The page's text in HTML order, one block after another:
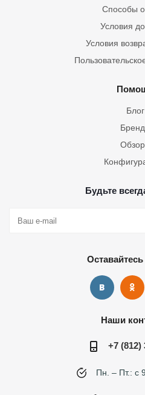
Способы
Условия
Условия
Блог
Будьте
Наши
+7 (812)
Пн. – Пт.: с